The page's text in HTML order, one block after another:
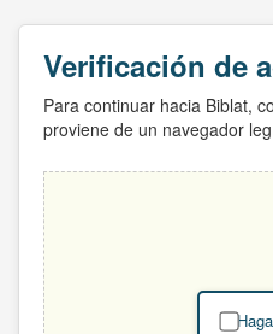
Verificación de
Para continuar hacia Biblat,
proviene de un navegador